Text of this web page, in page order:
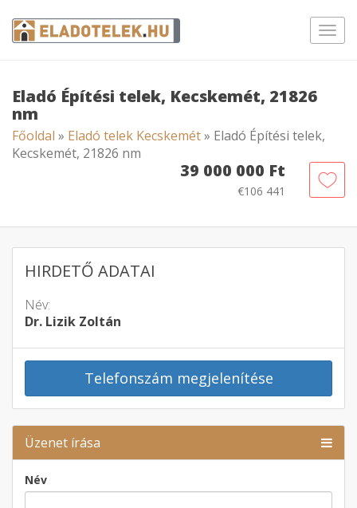
Eladó Építési telek, Kecskemét, 21826
nm
Főoldal » Eladó telek Kecskemét» Eladó Építési telek,
Kecskemét, 21826 nm
39 000 000 Ft
€106 441
HIRDETŐ ADATAI
Név:
Dr. Lizik Zoltán
Telefonszám megjelenítése
Üzenet írása
Név